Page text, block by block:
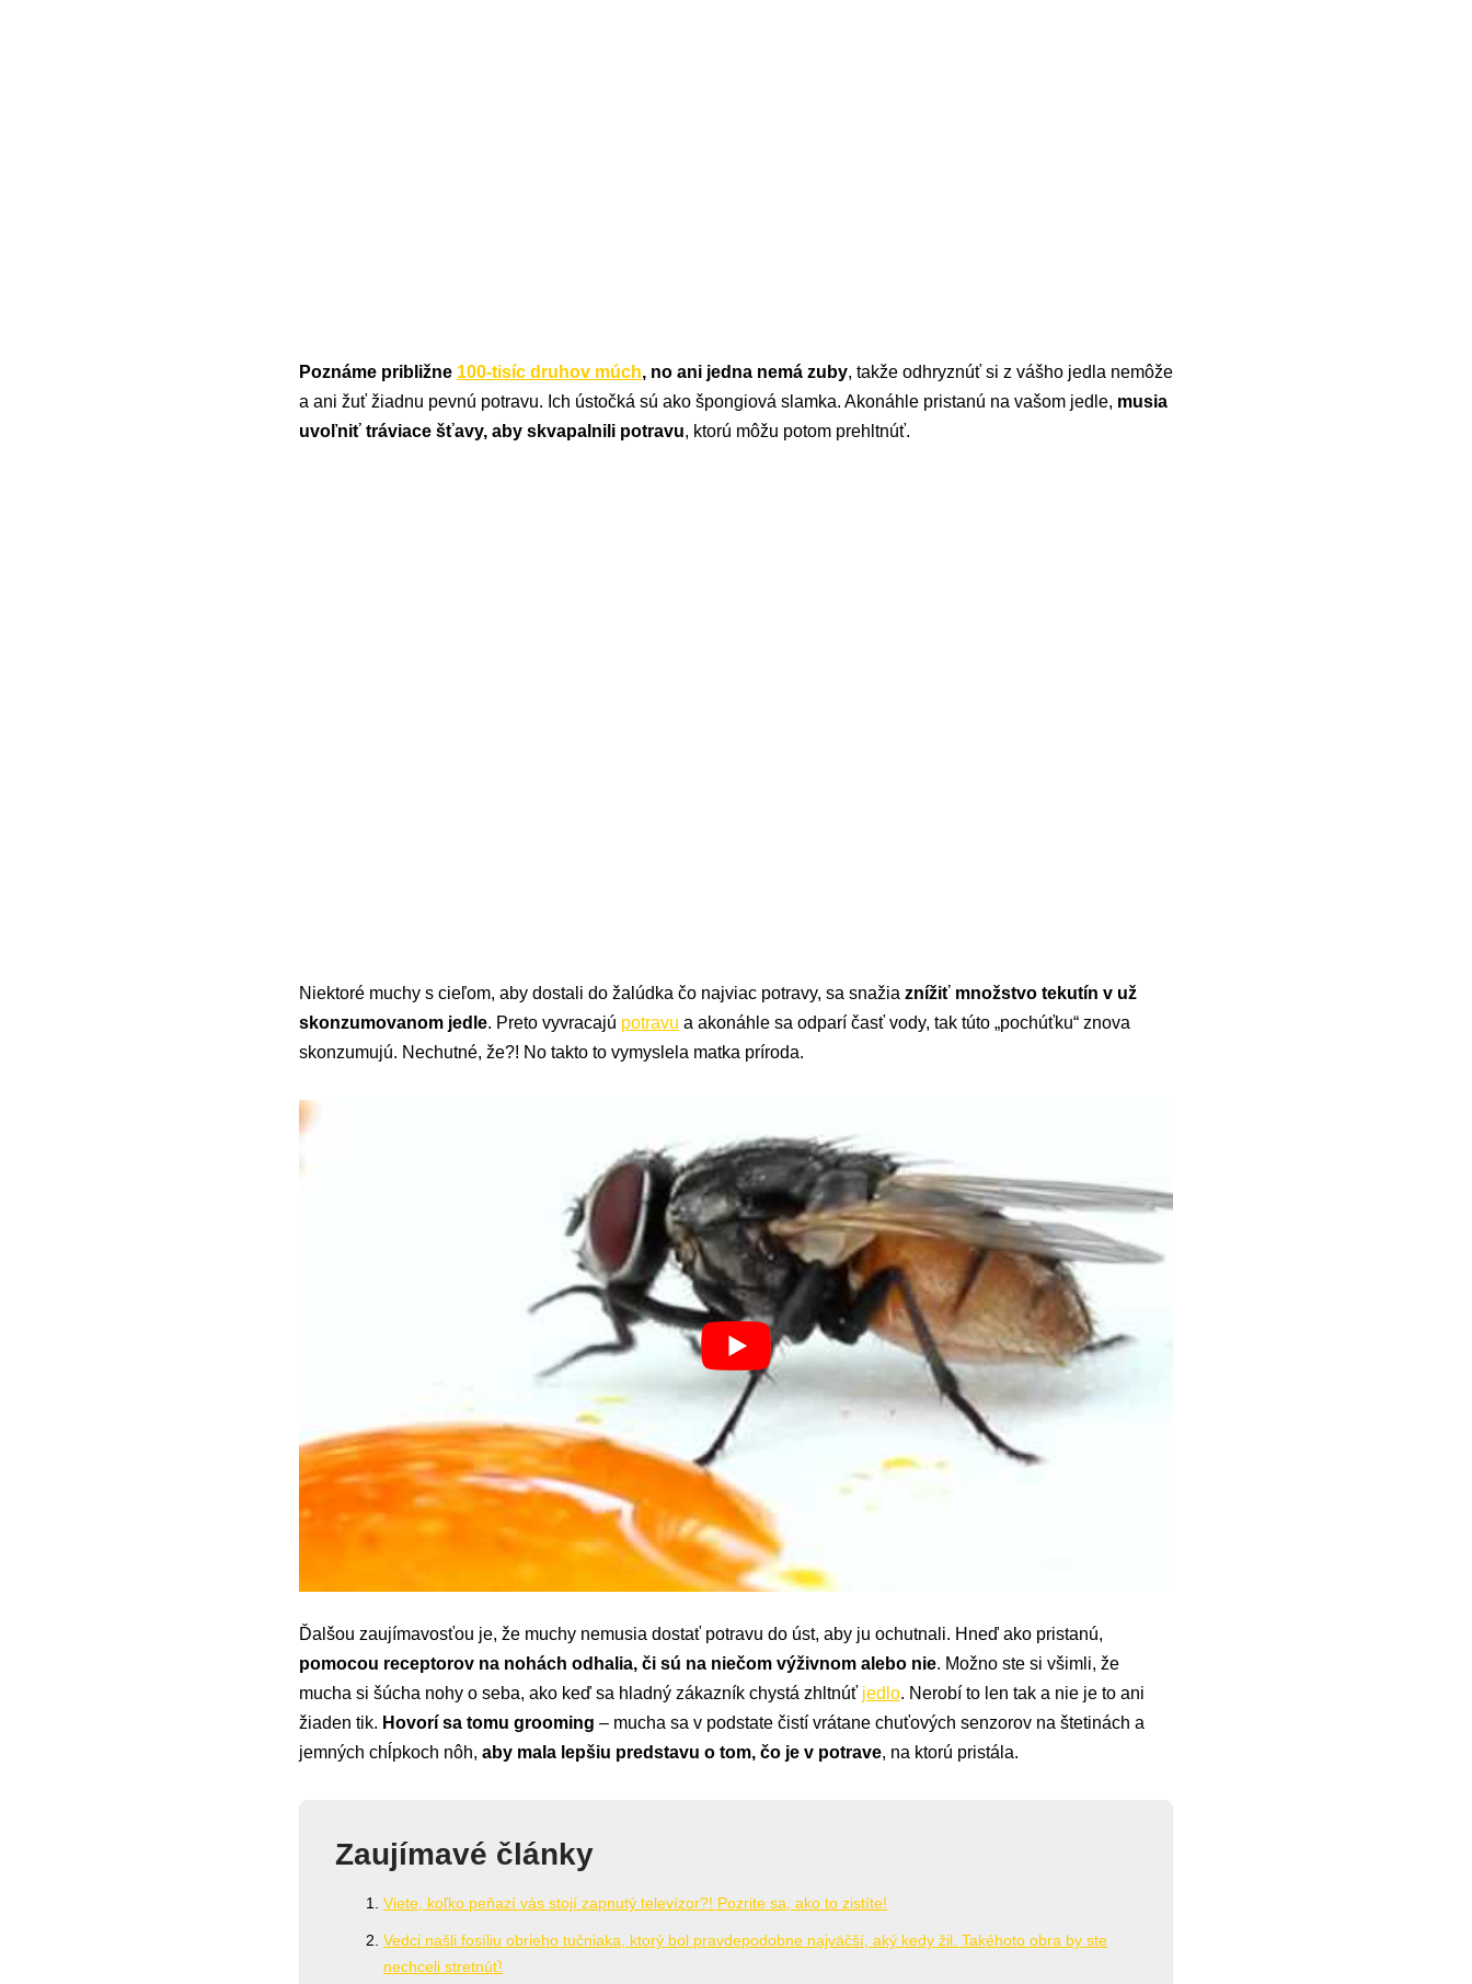
Poznáme približne 100-tisíc druhov múch, no ani jedna nemá zuby, takže odhryznúť si z vášho jedla nemôže
a ani žuť žiadnu pevnú potravu. Ich ústočká sú ako špongiová slamka. Akonáhle pristanú na vašom jedle, musia
uvoľniť tráviace šťavy, aby skvapalnili potravu, ktorú môžu potom prehltnúť.
Niektoré muchy s cieľom, aby dostali do žalúdka čo najviac potravy, sa snažia znížiť množstvo tekutín v už
skonzumovanom jedle. Preto vyvracajú potravu a akonáhle sa odparí časť vody, tak túto „pochúťku“ znova
skonzumujú. Nechutné, že?! No takto to vymyslela matka príroda.
Ďalšou zaujímavosťou je, že muchy nemusia dostať potravu do úst, aby ju ochutnali. Hneď ako pristanú,
pomocou receptorov na nohách odhalia, či sú na niečom výživnom alebo nie. Možno ste si všimli, že
mucha si šúcha nohy o seba, ako keď sa hladný zákazník chystá zhltnúť jedlo. Nerobí to len tak a nie je to ani
žiaden tik. Hovorí sa tomu grooming – mucha sa v podstate čistí vrátane chuťových senzorov na štetinách a
jemných chĺpkoch nôh, aby mala lepšiu predstavu o tom, čo je v potrave, na ktorú pristála.
Zaujímavé články
Viete, koľko peňazí vás stojí zapnutý televízor?! Pozrite sa, ako to zistíte!
Vedci našli fosíliu obrieho tučniaka, ktorý bol pravdepodobne najväčší, aký kedy žil. Takéhoto obra by ste
nechceli stretnúť!